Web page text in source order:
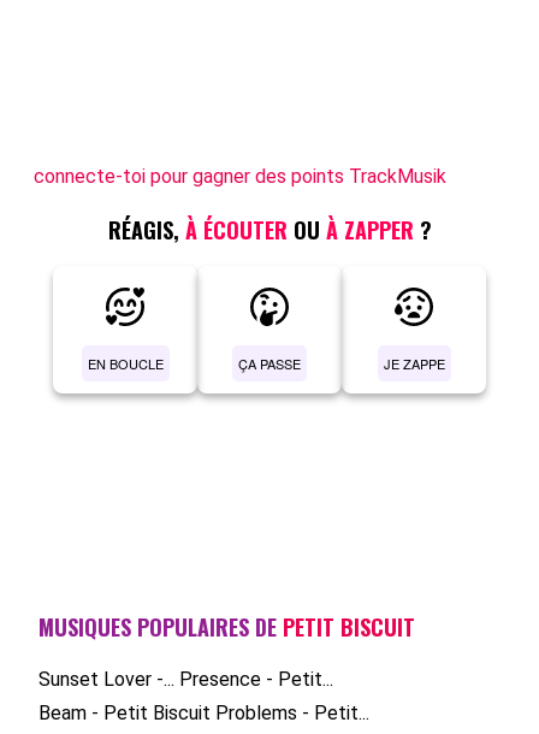
connecte-toi pour gagner des points TrackMusik
RÉAGIS, À ÉCOUTER OU À ZAPPER ?
EN BOUCLE ÇA PASSE JE ZAPPE
MUSIQUES POPULAIRES DE PETIT BISCUIT
Sunset Lover -... Presence - Petit...
Beam - Petit Biscuit Problems - Petit...